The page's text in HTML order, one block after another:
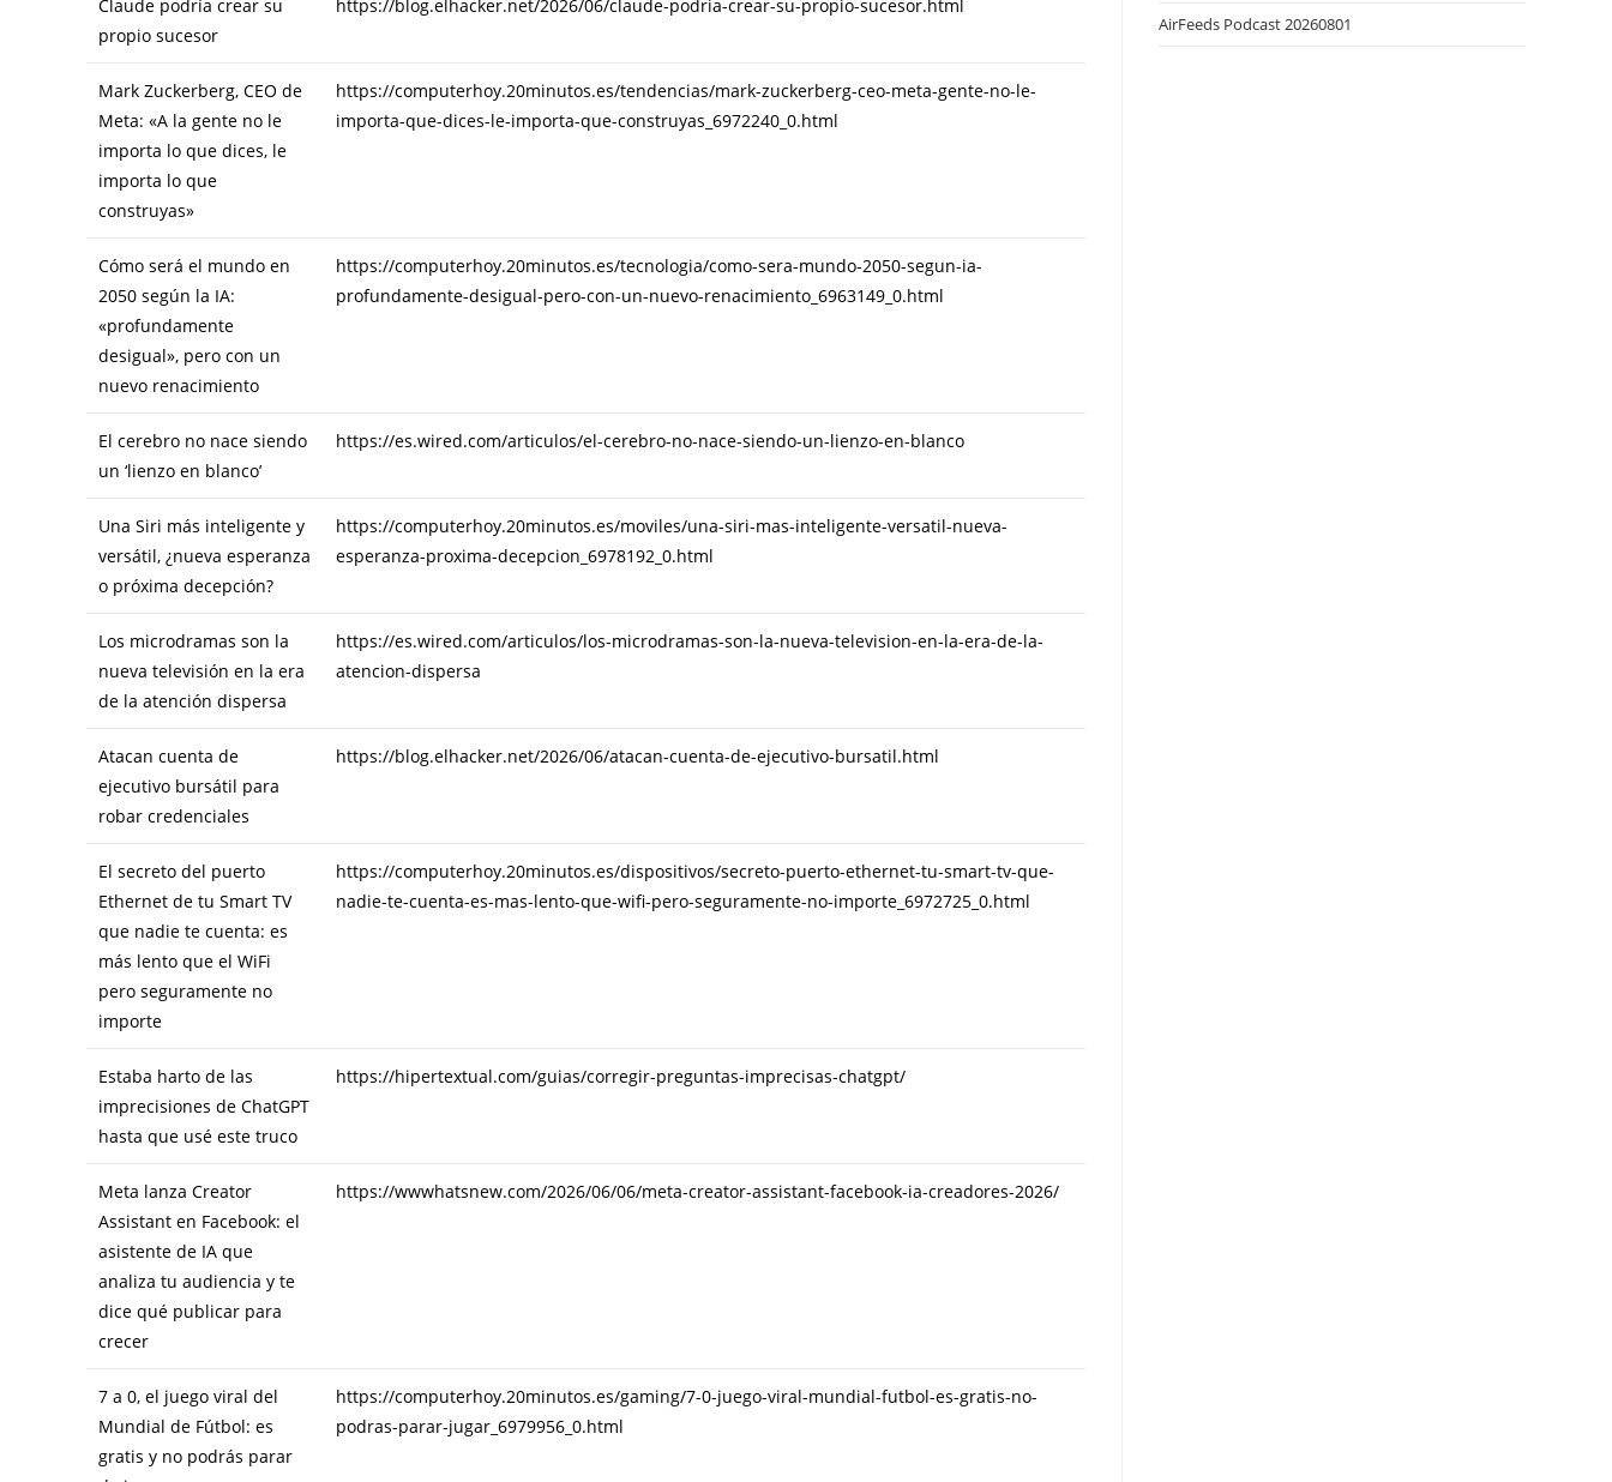
Claude podría crear su
propio sucesor
https://blog.elhacker.net/2026/06/claude-podria-crear-su-propio-sucesor.html
Mark Zuckerberg, CEO de
Meta: «A la gente no le
importa lo que dices, le
importa lo que
construyas»
https://computerhoy.20minutos.es/tendencias/mark-zuckerberg-ceo-meta-gente-no-le-
importa-que-dices-le-importa-que-construyas_6972240_0.html
Cómo será el mundo en
2050 según la IA:
«profundamente
desigual», pero con un
nuevo renacimiento
https://computerhoy.20minutos.es/tecnologia/como-sera-mundo-2050-segun-ia-
profundamente-desigual-pero-con-un-nuevo-renacimiento_6963149_0.html
El cerebro no nace siendo
un ‘lienzo en blanco’
https://es.wired.com/articulos/el-cerebro-no-nace-siendo-un-lienzo-en-blanco
Una Siri más inteligente y
versátil, ¿nueva esperanza
o próxima decepción?
https://computerhoy.20minutos.es/moviles/una-siri-mas-inteligente-versatil-nueva-
esperanza-proxima-decepcion_6978192_0.html
Los microdramas son la
nueva televisión en la era
de la atención dispersa
https://es.wired.com/articulos/los-microdramas-son-la-nueva-television-en-la-era-de-la-
atencion-dispersa
Atacan cuenta de
ejecutivo bursátil para
robar credenciales
https://blog.elhacker.net/2026/06/atacan-cuenta-de-ejecutivo-bursatil.html
El secreto del puerto
Ethernet de tu Smart TV
que nadie te cuenta: es
más lento que el WiFi
pero seguramente no
importe
https://computerhoy.20minutos.es/dispositivos/secreto-puerto-ethernet-tu-smart-tv-que-
nadie-te-cuenta-es-mas-lento-que-wifi-pero-seguramente-no-importe_6972725_0.html
Estaba harto de las
imprecisiones de ChatGPT
hasta que usé este truco
https://hipertextual.com/guias/corregir-preguntas-imprecisas-chatgpt/
Meta lanza Creator
Assistant en Facebook: el
asistente de IA que
analiza tu audiencia y te
dice qué publicar para
crecer
https://wwwhatsnew.com/2026/06/06/meta-creator-assistant-facebook-ia-creadores-2026/
7 a 0, el juego viral del
Mundial de Fútbol: es
gratis y no podrás parar
https://computerhoy.20minutos.es/gaming/7-0-juego-viral-mundial-futbol-es-gratis-no-
podras-parar-jugar_6979956_0.html
AirFeeds Podcast 20260801